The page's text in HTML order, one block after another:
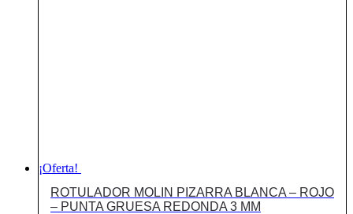
¡Oferta!
ROTULADOR MOLIN PIZARRA BLANCA – ROJO
– PUNTA GRUESA REDONDA 3 MM